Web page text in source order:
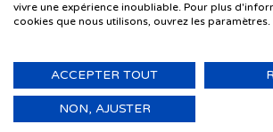
© 1999-2026 IMMIGRER.COM INC. — TOUS
vivre une expérience inoubliable. Pour plus
cookies que nous utilisons, ouvrez les paramètres.
ACCEPTER TOUT
NON, AJUSTER